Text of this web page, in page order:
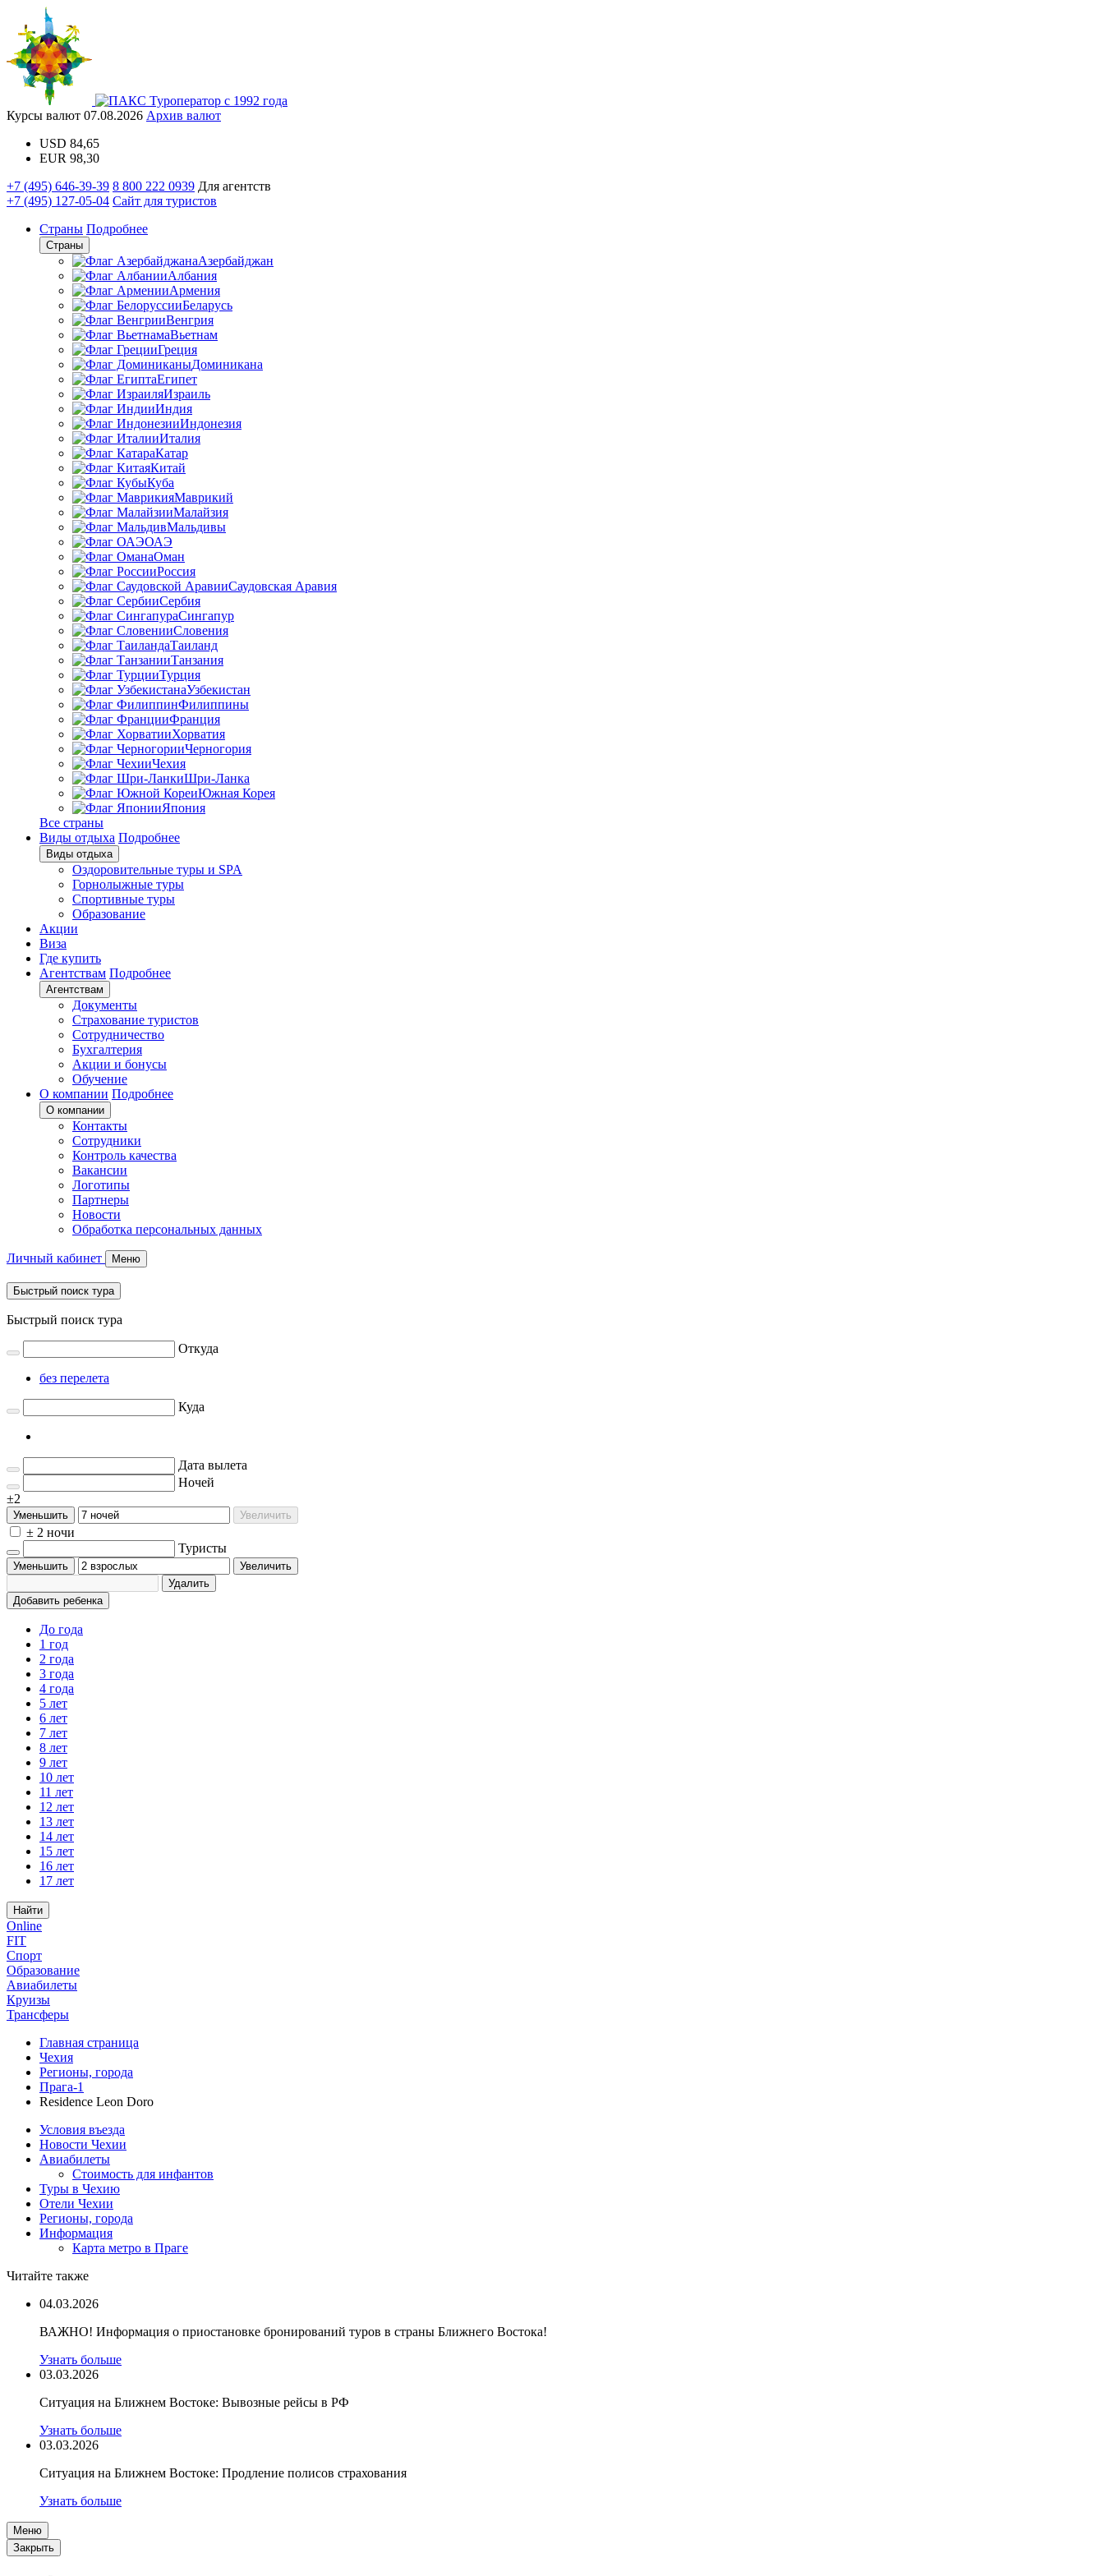
Туроператор с 1992 года
Курсы валют 07.08.2026 Архив валют
USD 84,65
EUR 98,30
+7 (495) 646-39-39 8 800 222 0939 Для агентств
+7 (495) 127-05-04 Сайт для туристов
Страны Подробнее
Страны
Азербайджан
Албания
Армения
Беларусь
Венгрия
Вьетнам
Греция
Доминикана
Египет
Израиль
Индия
Индонезия
Италия
Катар
Китай
Куба
Маврикий
Малайзия
Мальдивы
ОАЭ
Оман
Россия
Саудовская Аравия
Сербия
Сингапур
Словения
Таиланд
Танзания
Турция
Узбекистан
Филиппины
Франция
Хорватия
Черногория
Чехия
Шри-Ланка
Южная Корея
Япония
Все страны
Виды отдыха Подробнее
Виды отдыха
Оздоровительные туры и SPA
Горнолыжные туры
Спортивные туры
Образование
Акции
Виза
Где купить
Агентствам Подробнее
Агентствам
Документы
Страхование туристов
Сотрудничество
Бухгалтерия
Акции и бонусы
Обучение
О компании Подробнее
О компании
Контакты
Сотрудники
Контроль качества
Вакансии
Логотипы
Партнеры
Новости
Обработка персональных данных
Личный кабинет Меню
Быстрый поиск тура
Быстрый поиск тура
Откуда
без перелета
Куда
Дата вылета
Ночей
±2
Уменьшить Увеличить
± 2 ночи
Туристы
Уменьшить
Увеличить
Удалить
Добавить ребенка
До года
1 год
2 года
3 года
4 года
5 лет
6 лет
7 лет
8 лет
9 лет
10 лет
11 лет
12 лет
13 лет
14 лет
15 лет
16 лет
17 лет
Найти
Online
FIT
Спорт
Образование
Авиабилеты
Круизы
Трансферы
Главная страница
Чехия
Регионы, города
Прага-1
Residence Leon Doro
Условия въезда
Новости Чехии
Авиабилеты
Стоимость для инфантов
Туры в Чехию
Отели Чехии
Регионы, города
Информация
Карта метро в Праге
Читайте также
04.03.2026
ВАЖНО! Информация о приостановке бронирований туров в страны Ближнего Востока!
Узнать больше
03.03.2026
Ситуация на Ближнем Востоке: Вывозные рейсы в РФ
Узнать больше
03.03.2026
Ситуация на Ближнем Востоке: Продление полисов страхования
Узнать больше
Меню
Закрыть